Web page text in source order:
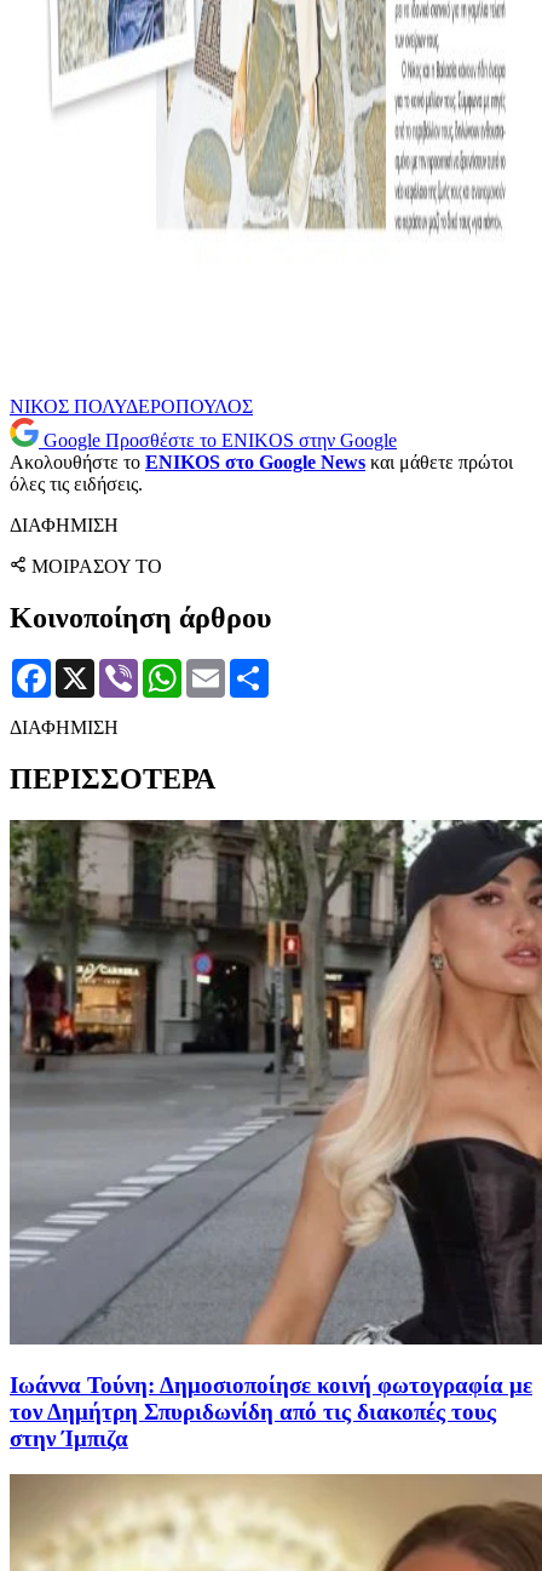
ΝΙΚΟΣ ΠΟΛΥΔΕΡΟΠΟΥΛΟΣ
Google Προσθέστε το ENIKOS στην Google
Ακολουθήστε το ENIKOS στο Google News και μάθετε πρώτοι
όλες τις ειδήσεις.
ΔΙΑΦΗΜΙΣΗ
ΜΟΙΡΑΣΟΥ ΤΟ
Κοινοποίηση άρθρου
Facebook
X Viber WhatsApp
Email
ΔΙΑΦΗΜΙΣΗ
ΠΕΡΙΣΣΟΤΕΡΑ
Ιωάννα Τούνη: Δημοσιοποίησε κοινή φωτογραφία με
τον Δημήτρη Σπυριδωνίδη από τις διακοπές τους
στην Ίμπιζα